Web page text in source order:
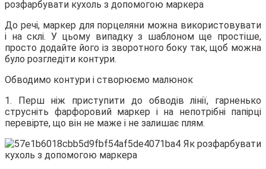
До речі, маркер для порцеляни можна використовувати
і на склі. У цьому випадку з шаблоном ще простіше,
просто додайте його із зворотного боку так, щоб можна
було розгледіти контури.
Обводимо контури і створюємо малюнок
1. Перш ніж приступити до обводів лінії, гарненько
струсніть фарфоровий маркер і на непотрібні папірці
перевірте, що він не маже і не залишає плям.